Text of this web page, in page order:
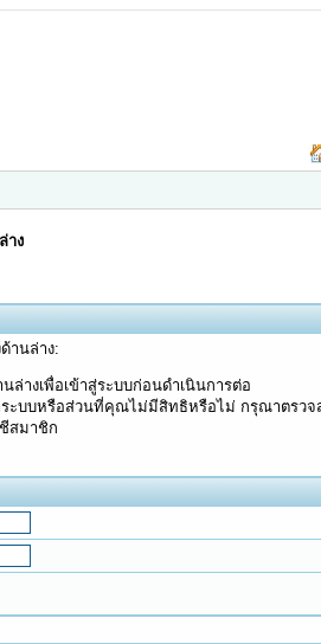
าง
านล่าง:
ล่างเพื่อเข้าสู่ระบบก่อนดำเนินการต่อ
บบหรือส่วนที่คุณไม่มีสิทธิหรือไม่ กรุณาตรวจ
สมาชิก